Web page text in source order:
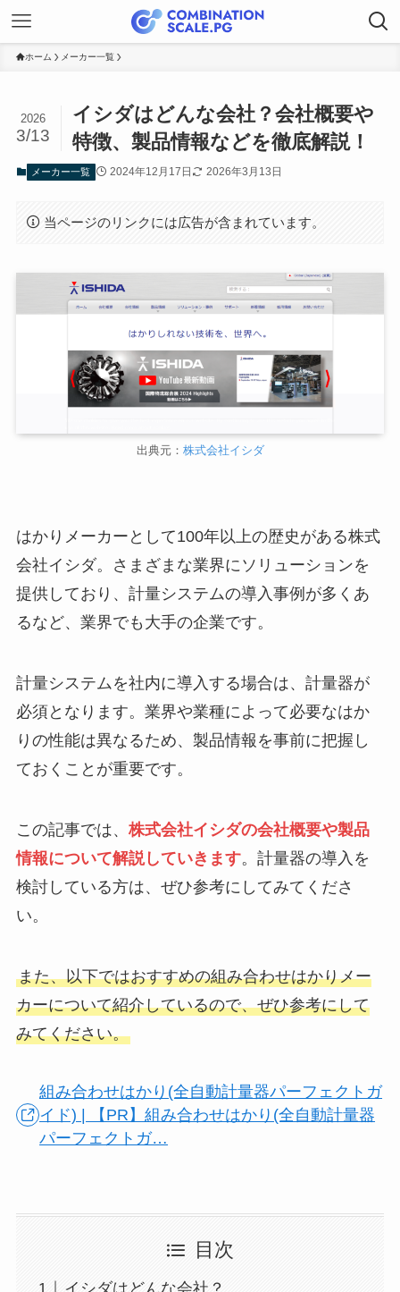
ホーム メーカー一覧
イシダはどんな会社？会社概要や
特徴、製品情報などを徹底解説！
2026
3/13
メーカー一覧 2024年12月17日 2026年3月13日
当ページのリンクには広告が含まれています。
出典元： 株式会社イシダ
はかりメーカーとして100年以上の歴史がある株式
会社イシダ。さまざまな業界にソリューションを
提供しており、計量システムの導入事例が多くあ
るなど、業界でも大手の企業です。
計量システムを社内に導入する場合は、計量器が
必須となります。業界や業種によって必要なはか
りの性能は異なるため、製品情報を事前に把握し
ておくことが重要です。
この記事では、 株式会社イシダの会社概要や製品
情報について解説していきます。計量器の導入を
検討している方は、ぜひ参考にしてみてくださ
い。
また、以下ではおすすめの組み合わせはかりメー
カーについて紹介しているので、ぜひ参考にして
みてください。
組み合わせはかり(全自動計量器パーフェクトガ
イド) | 【PR】組み合わせはかり(全自動計量器
パーフェクトガ…
目次